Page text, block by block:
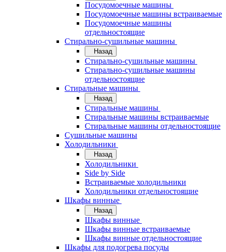
Посудомоечные машины
Посудомоечные машины встраиваемые
Посудомоечные машины
отдельностоящие
Стирально-сушильные машины
Назад
Стирально-сушильные машины
Стирально-сушильные машины
отдельностоящие
Стиральные машины
Назад
Стиральные машины
Стиральные машины встраиваемые
Стиральные машины отдельностоящие
Сушильные машины
Холодильники
Назад
Холодильники
Side by Side
Встраиваемые холодильники
Холодильники отдельностоящие
Шкафы винные
Назад
Шкафы винные
Шкафы винные встраиваемые
Шкафы винные отдельностоящие
Шкафы для подогрева посуды